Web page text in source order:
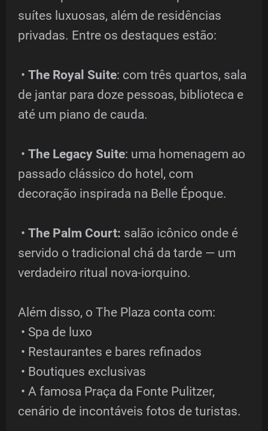
suítes luxuosas, além de residências
privadas. Entre os destaques estão:
• The Royal Suite: com três quartos, sala
de jantar para doze pessoas, biblioteca e
até um piano de cauda.
• The Legacy Suite: uma homenagem ao
passado clássico do hotel, com
decoração inspirada na Belle Époque.
• The Palm Court: salão icônico onde é
servido o tradicional chá da tarde — um
verdadeiro ritual nova-iorquino.
Além disso, o The Plaza conta com:
• Spa de luxo
• Restaurantes e bares refinados
• Boutiques exclusivas
• A famosa Praça da Fonte Pulitzer,
cenário de incontáveis fotos de turistas.